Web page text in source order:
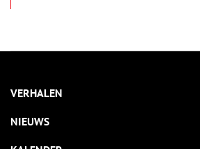
VERHALEN
NIEUWS